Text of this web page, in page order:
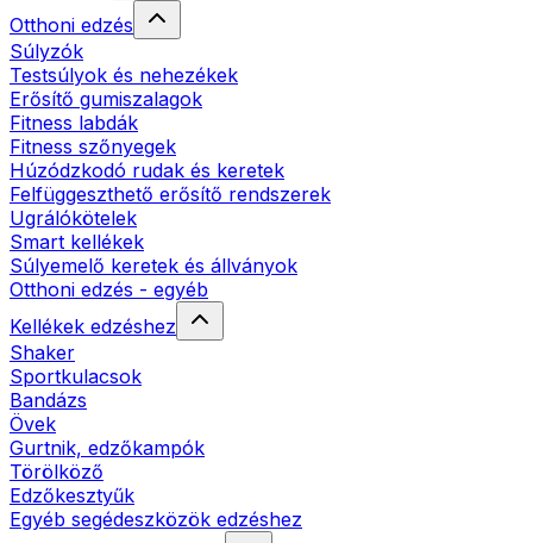
Otthoni edzés
Súlyzók
Testsúlyok és nehezékek
Erősítő gumiszalagok
Fitness labdák
Fitness szőnyegek
Húzódzkodó rudak és keretek
Felfüggeszthető erősítő rendszerek
Ugrálókötelek
Smart kellékek
Súlyemelő keretek és állványok
Otthoni edzés - egyéb
Kellékek edzéshez
Shaker
Sportkulacsok
Bandázs
Övek
Gurtnik, edzőkampók
Törölköző
Edzőkesztyűk
Egyéb segédeszközök edzéshez